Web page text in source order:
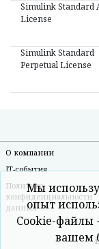
Simulink Standard
License
Simulink Standard
Perpetual License
О компании
IT-события
Политика
конфиденциальности
данных
Мы
опыт
Cookie-файлы
вашем